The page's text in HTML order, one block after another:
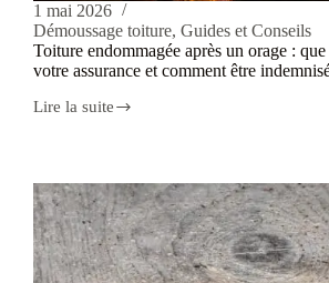
1 mai 2026
Démoussage toiture, Guides et Conseils
Toiture endommagée après un orage :
votre assurance et comment être
Lire la suite